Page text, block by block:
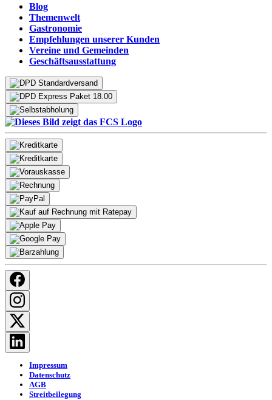
Blog
Themenwelt
Gastronomie
Empfehlungen unserer Kunden
Vereine und Gemeinden
Geschäftsausstattung
Impressum
Datenschutz
AGB
Streitbeilegung